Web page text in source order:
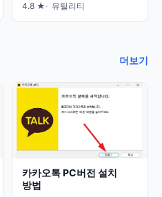
4.8 ★ 유틸리티
더보기
카카오톡 PC버전 설치
방법